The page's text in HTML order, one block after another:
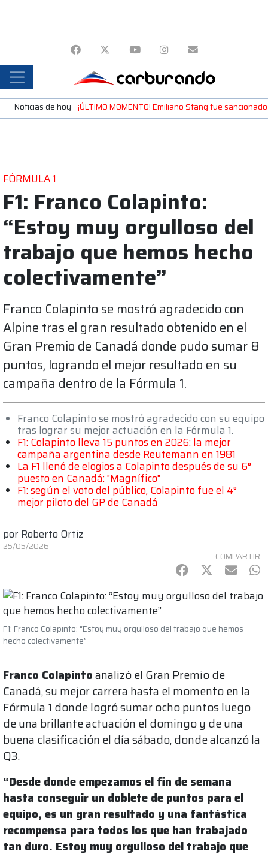
Noticias de hoy ¡ÚLTIMO MOMENTO! Emiliano Stang fue
FÓRMULA 1
F1: Franco Colapinto:
“Estoy muy orgulloso del
trabajo que hemos hecho
colectivamente”
Franco Colapinto se mostró agradecido con
Alpine tras el gran resultado obtenido en el
Gran Premio de Canadá donde pudo sumar 8
puntos, logrando el mejor resultado en su
campaña dentro de la Fórmula 1.
Franco Colapinto se mostró agradecido con su equipo
tras lograr su mejor actuación en la Fórmula 1.
F1: Colapinto lleva 15 puntos en 2026: la mejor
campaña argentina desde Reutemann en 1981
La F1 llenó de elogios a Colapinto después de su 6°
puesto en Canadá: "Magnífico"
F1: según el voto del público, Colapinto fue el 4°
mejor piloto del GP de Canadá
por Roberto Ortiz
25/05/2026
COMPARTIR
Facebook
Twitter
mail
F1: Franco Colapinto: “Estoy muy orgulloso del trabajo que hemos
hecho colectivamente”
Franco Colapintoanalizó el Gran Premio de
Canadá, su mejor carrera hasta el momento en la
Fórmula 1 donde logró sumar ocho puntos luego
de una brillante actuación el domingo y de una
buena clasificación el día sábado, donde alcanzó la
Q3.
“Desde donde empezamos el fin de semana
hasta conseguir un doblete de puntos para el
equipo, es un gran resultado y una fantástica
recompensa para todos los que han trabajado
tan duro. Estoy muy orgulloso del trabajo que